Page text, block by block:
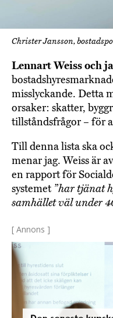
Christer Jansson,
Lennart Weiss och
misslyckande. Detta
orsaker: skatter,
tillståndsfrågor – för
Till denna lista ska
menar jag. Weiss är
en rapport för
systemet ”har tjänat
samhället väl under
[ Annons ]